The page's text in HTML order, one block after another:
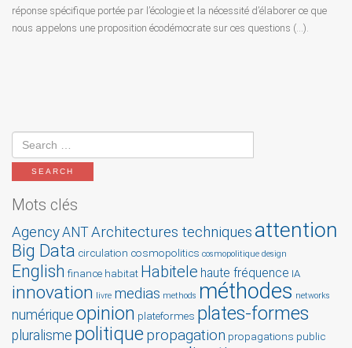
réponse spécifique portée par l’écologie et la nécessité d’élaborer ce que
nous appelons une proposition écodémocrate sur ces questions (…).
Mots clés
AgencyANTArchitectures techniques attention
Big Data circulation cosmopolitics cosmopolitique design
English finance habitat Habitele haute fréquence IA
innovation livre medias methods méthodes networks
numérique opinion plateformes plates-formes
pluralisme politique propagation propagations public